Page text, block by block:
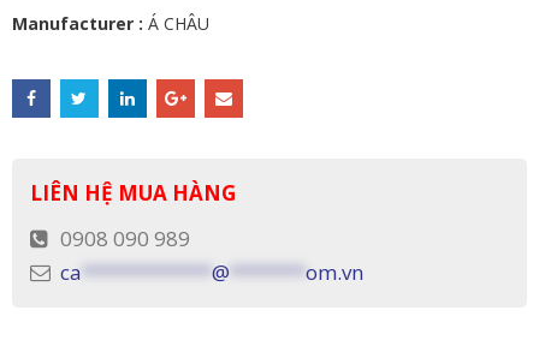
Manufacturer : Á CHÂU
LIÊN HỆ MUA HÀNG
0908 090 989
ca
@ om.vn